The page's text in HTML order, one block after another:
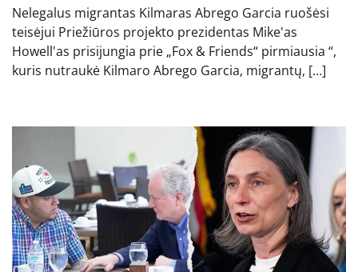
Nelegalus migrantas Kilmaras Abrego Garcia ruošėsi
teisėjui Priežiūros projekto prezidentas Mike'as
Howell'as prisijungia prie „Fox & Friends“ pirmiausia “,
kuris nutraukė Kilmaro Abrego Garcia, migrantų, […]